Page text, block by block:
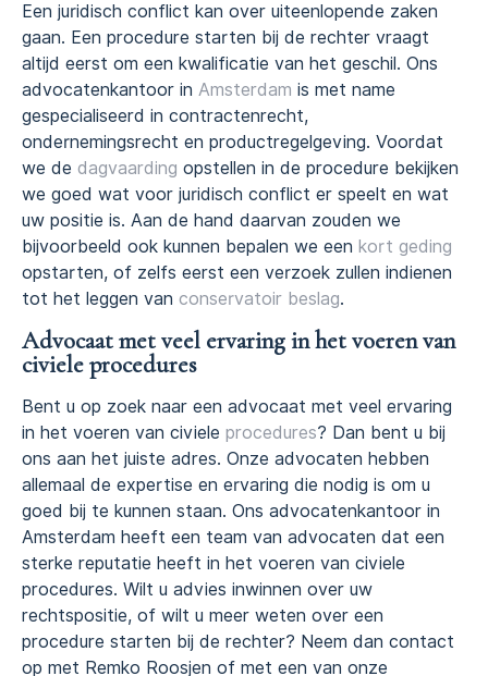
Een juridisch conflict kan over uiteenlopende zaken
gaan. Een procedure starten bij de rechter vraagt
altijd eerst om een kwalificatie van het geschil. Ons
advocatenkantoor in Amsterdam is met name
gespecialiseerd in contractenrecht,
ondernemingsrecht en productregelgeving. Voordat
we de dagvaarding opstellen in de procedure bekijken
we goed wat voor juridisch conflict er speelt en wat
uw positie is. Aan de hand daarvan zouden we
bijvoorbeeld ook kunnen bepalen we een kort geding
opstarten, of zelfs eerst een verzoek zullen indienen
tot het leggen van conservatoir beslag.
Advocaat met veel ervaring in het voeren van
civiele procedures
Bent u op zoek naar een advocaat met veel ervaring
in het voeren van civiele procedures? Dan bent u bij
ons aan het juiste adres. Onze advocaten hebben
allemaal de expertise en ervaring die nodig is om u
goed bij te kunnen staan. Ons advocatenkantoor in
Amsterdam heeft een team van advocaten dat een
sterke reputatie heeft in het voeren van civiele
procedures. Wilt u advies inwinnen over uw
rechtspositie, of wilt u meer weten over een
procedure starten bij de rechter? Neem dan contact
op met Remko Roosjen of met een van onze